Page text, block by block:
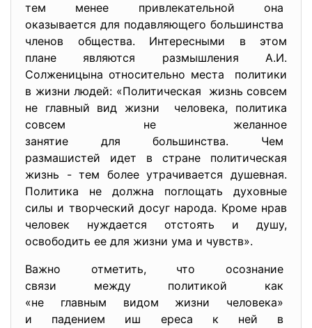
тем менее привлекательной она
оказывается для подавляющего большинства
членов общества. Интересными в этом
плане являются размышления А.И.
Солженицына относительно места политики
в жизни людей: «Политическая жизнь совсем
не главный вид жизни человека, политика
совсем не желанное
занятие для большинства. Чем
размашистей идет в стране политическая
жизнь - тем более утрачивается душевная.
Политика не должна поглощать духовные
силы и творческий досуг народа. Кроме нрав
человек нуждается отстоять и душу,
освободить ее для жизни ума и чувств».
Важно отметить, что осознание
связи между политикой как
«не главным видом жизни человека»
и падением иш ереса к ней в